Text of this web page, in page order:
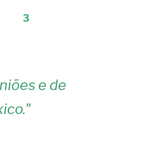
3
e de
"